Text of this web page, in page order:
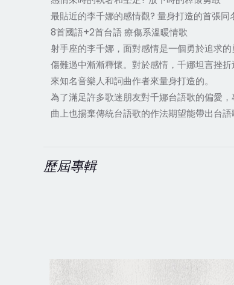
最貼近的李千娜的感情觀? 量身打造的首張同
8首國語+2首台語 療傷系溫暖情歌
射手座的李千娜，面對感情是一個勇於追求
傷難過中漸漸釋懷。對於感情，千娜坦言挫
來知名音樂人和詞曲作者來量身打造的。
為了滿足許多歌迷朋友對千娜台語歌的偏愛
曲上也揚棄傳統台語歌的作法期望能帶出台語
歷屆專輯